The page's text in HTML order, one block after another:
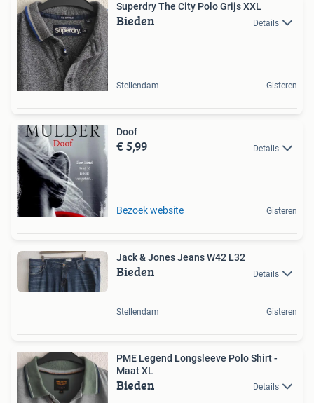
Superdry The City Polo Grijs XXL
Bieden Details
Stellendam Gisteren
Doof
€ 5,99 Details
Bezoek website Gisteren
Jack & Jones Jeans W42 L32
Bieden Details
Stellendam Gisteren
PME Legend Longsleeve Polo Shirt -
Maat XL
Bieden Details